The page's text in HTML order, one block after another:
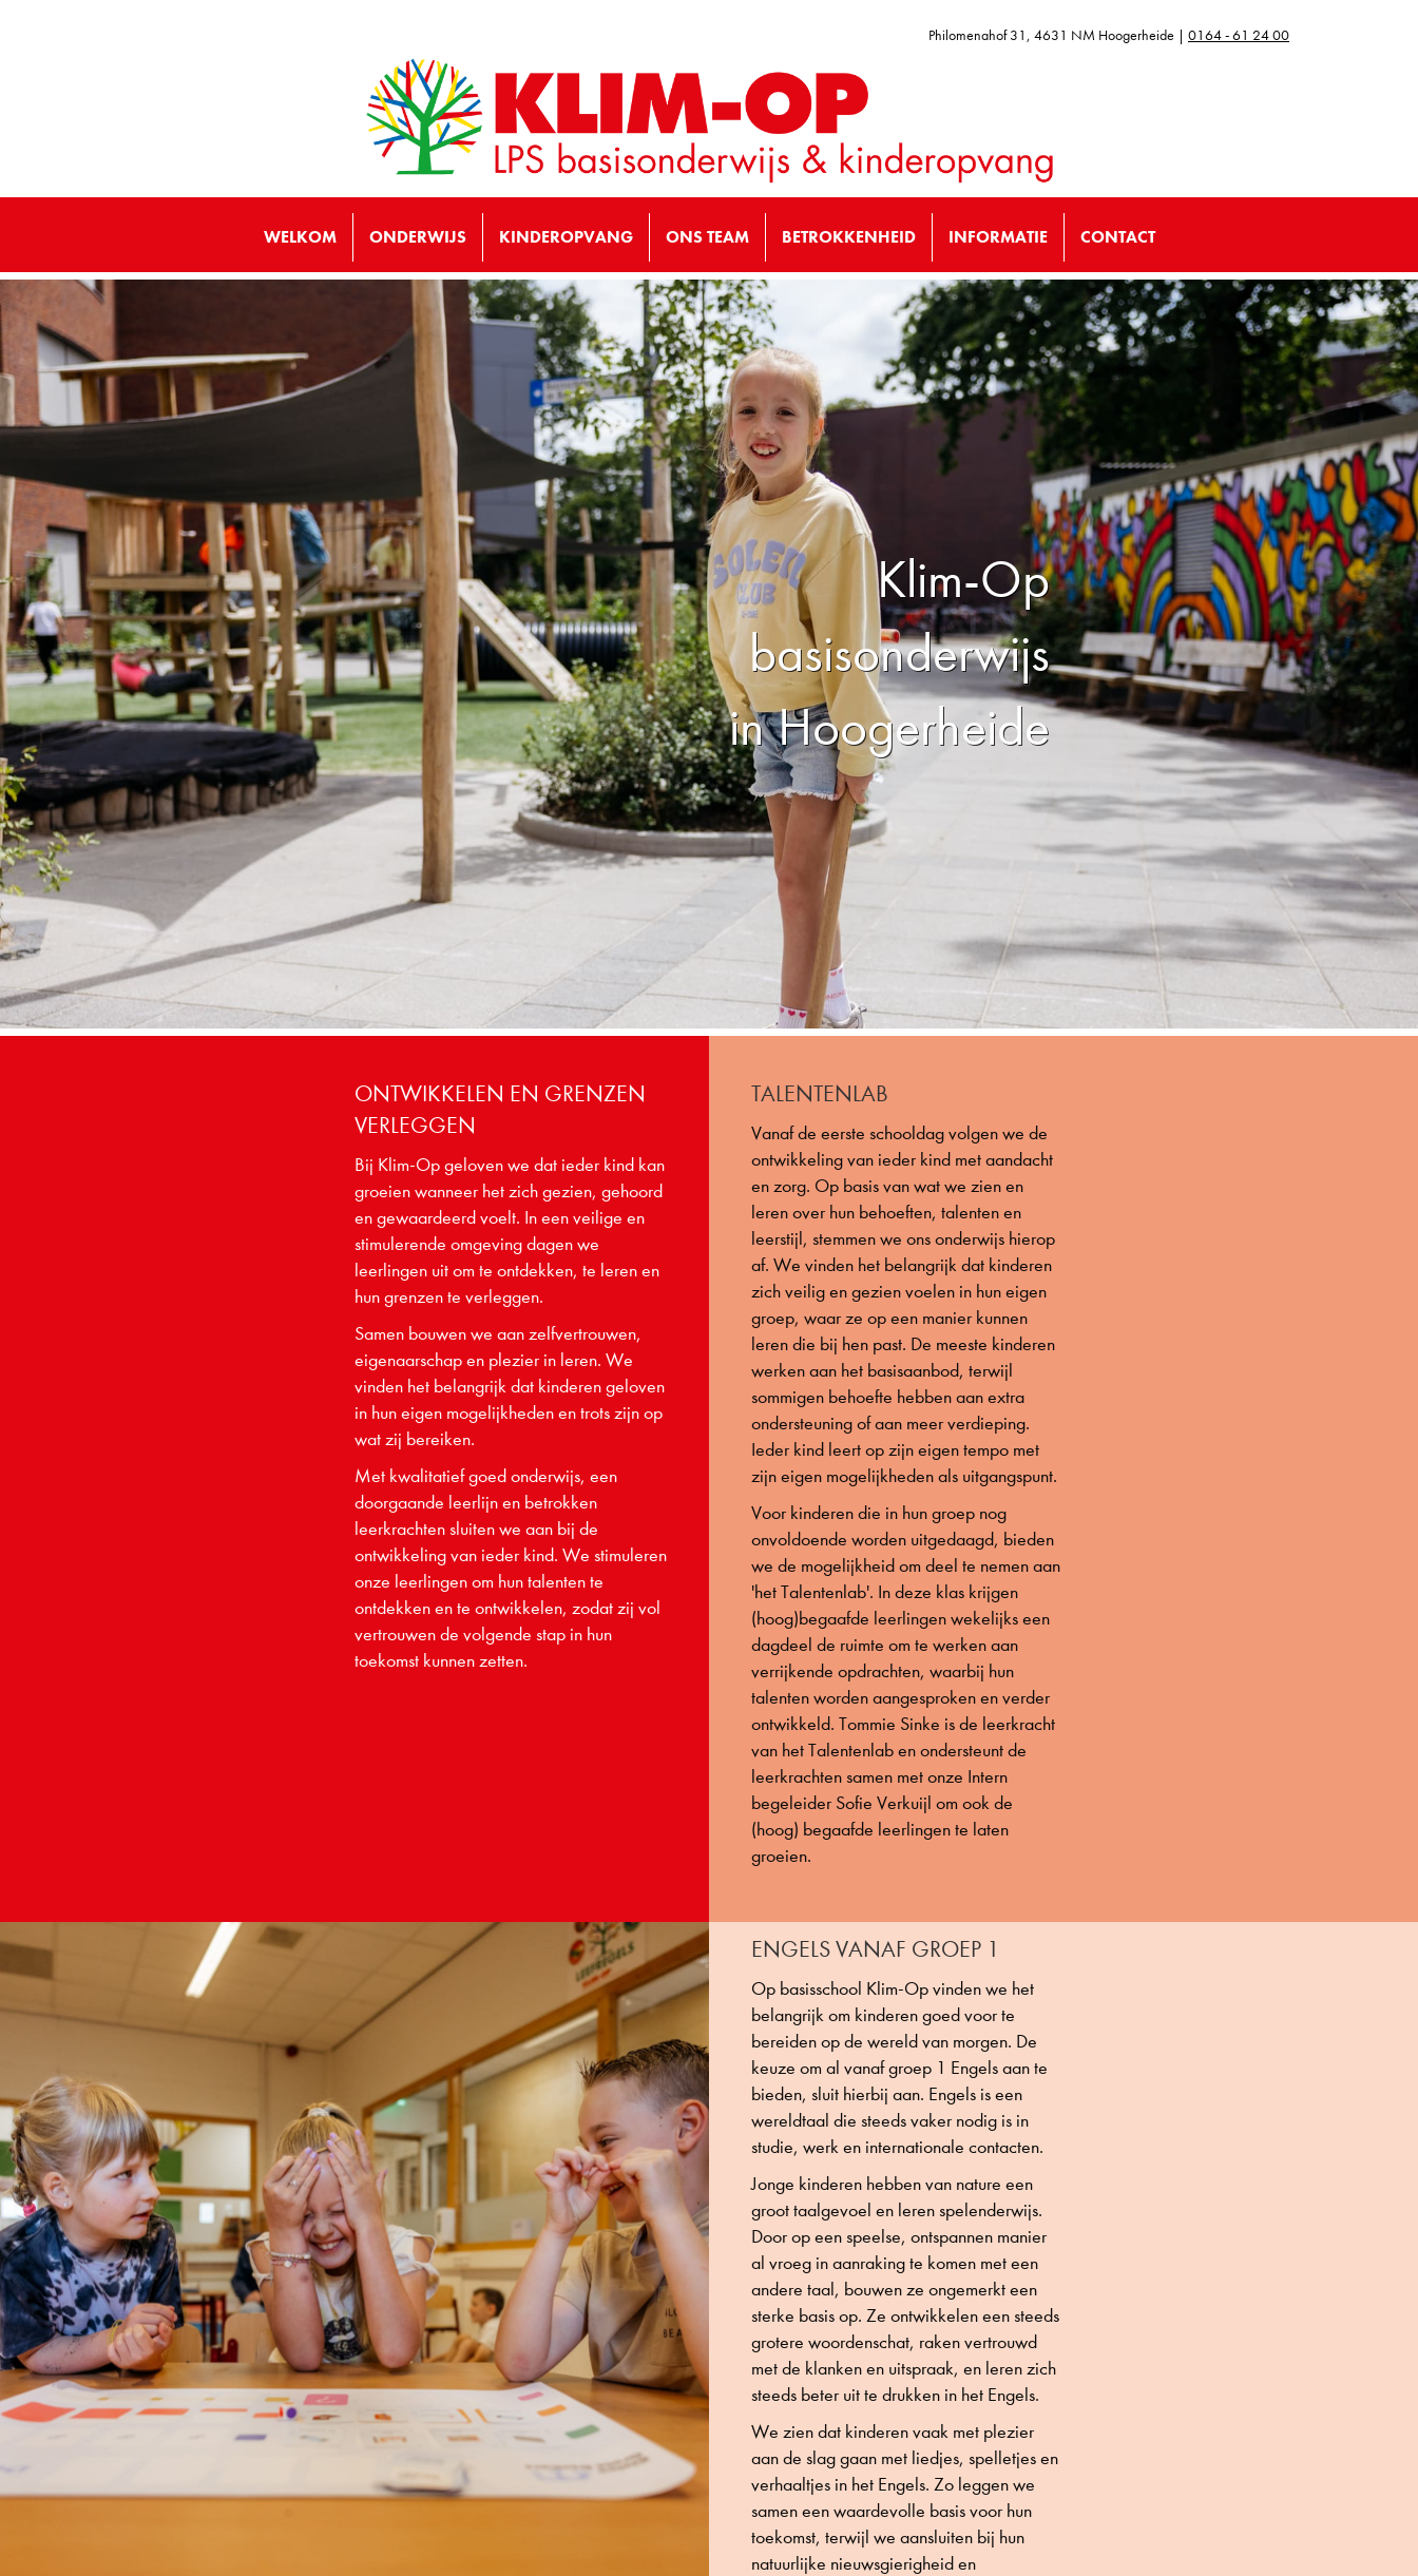
Philomenahof 31, 4631 NM Hoogerheide | 0164 - 61 24 00
WELKOM ONDERWIJS KINDEROPVANG ONS TEAM BETROKKENHEID INFORMATIE CONTACT
Klim-Op
basisonderwijs
in Hoogerheide
ONTWIKKELEN EN GRENZEN
VERLEGGEN
Bij Klim-Op geloven we dat ieder kind kan
groeien wanneer het zich gezien, gehoord
en gewaardeerd voelt. In een veilige en
stimulerende omgeving dagen we
leerlingen uit om te ontdekken, te leren en
hun grenzen te verleggen.
Samen bouwen we aan zelfvertrouwen,
eigenaarschap en plezier in leren. We
vinden het belangrijk dat kinderen geloven
in hun eigen mogelijkheden en trots zijn op
wat zij bereiken.
Met kwalitatief goed onderwijs, een
doorgaande leerlijn en betrokken
leerkrachten sluiten we aan bij de
ontwikkeling van ieder kind. We stimuleren
onze leerlingen om hun talenten te
ontdekken en te ontwikkelen, zodat zij vol
vertrouwen de volgende stap in hun
toekomst kunnen zetten.
TALENTENLAB
Vanaf de eerste schooldag volgen we de
ontwikkeling van ieder kind met aandacht
en zorg. Op basis van wat we zien en
leren over hun behoeften, talenten en
leerstijl, stemmen we ons onderwijs hierop
af. We vinden het belangrijk dat kinderen
zich veilig en gezien voelen in hun eigen
groep, waar ze op een manier kunnen
leren die bij hen past. De meeste kinderen
werken aan het basisaanbod, terwijl
sommigen behoefte hebben aan extra
ondersteuning of aan meer verdieping.
Ieder kind leert op zijn eigen tempo met
zijn eigen mogelijkheden als uitgangspunt.
Voor kinderen die in hun groep nog
onvoldoende worden uitgedaagd, bieden
we de mogelijkheid om deel te nemen aan
'het Talentenlab'. In deze klas krijgen
(hoog)begaafde leerlingen wekelijks een
dagdeel de ruimte om te werken aan
verrijkende opdrachten, waarbij hun
talenten worden aangesproken en verder
ontwikkeld. Tommie Sinke is de leerkracht
van het Talentenlab en ondersteunt de
leerkrachten samen met onze Intern
begeleider Sofie Verkuijl om ook de
(hoog) begaafde leerlingen te laten
groeien.
ENGELS VANAF GROEP 1
Op basisschool Klim-Op vinden we het
belangrijk om kinderen goed voor te
bereiden op de wereld van morgen. De
keuze om al vanaf groep 1 Engels aan te
bieden, sluit hierbij aan. Engels is een
wereldtaal die steeds vaker nodig is in
studie, werk en internationale contacten.
Jonge kinderen hebben van nature een
groot taalgevoel en leren spelenderwijs.
Door op een speelse, ontspannen manier
al vroeg in aanraking te komen met een
andere taal, bouwen ze ongemerkt een
sterke basis op. Ze ontwikkelen een steeds
grotere woordenschat, raken vertrouwd
met de klanken en uitspraak, en leren zich
steeds beter uit te drukken in het Engels.
We zien dat kinderen vaak met plezier
aan de slag gaan met liedjes, spelletjes en
verhaaltjes in het Engels. Zo leggen we
samen een waardevolle basis voor hun
toekomst, terwijl we aansluiten bij hun
natuurlijke nieuwsgierigheid en